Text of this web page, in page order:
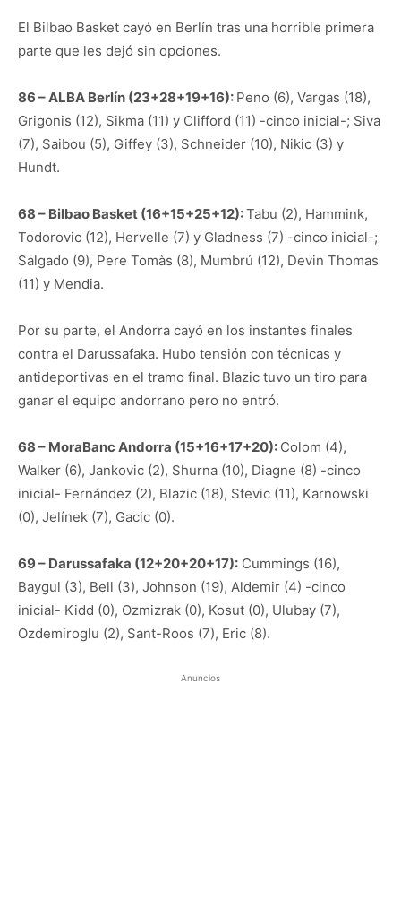
El Bilbao Basket cayó en Berlín tras una horrible primera
parte que les dejó sin opciones.
86 – ALBA Berlín (23+28+19+16): Peno (6), Vargas (18),
Grigonis (12), Sikma (11) y Clifford (11) -cinco inicial-; Siva
(7), Saibou (5), Giffey (3), Schneider (10), Nikic (3) y
Hundt.
68 – Bilbao Basket (16+15+25+12):Tabu (2), Hammink,
Todorovic (12), Hervelle (7) y Gladness (7) -cinco inicial-;
Salgado (9), Pere Tomàs (8), Mumbrú (12), Devin Thomas
(11) y Mendia.
Por su parte, el Andorra cayó en los instantes finales
contra el Darussafaka. Hubo tensión con técnicas y
antideportivas en el tramo final. Blazic tuvo un tiro para
ganar el equipo andorrano pero no entró.
68 – MoraBanc Andorra (15+16+17+20): Colom (4),
Walker (6), Jankovic (2), Shurna (10), Diagne (8) -cinco
inicial- Fernández (2), Blazic (18), Stevic (11), Karnowski
(0), Jelínek (7), Gacic (0).
69 – Darussafaka (12+20+20+17): Cummings (16),
Baygul (3), Bell (3), Johnson (19), Aldemir (4) -cinco
inicial- Kidd (0), Ozmizrak (0), Kosut (0), Ulubay (7),
Ozdemiroglu (2), Sant-Roos (7), Eric (8).
Anuncios